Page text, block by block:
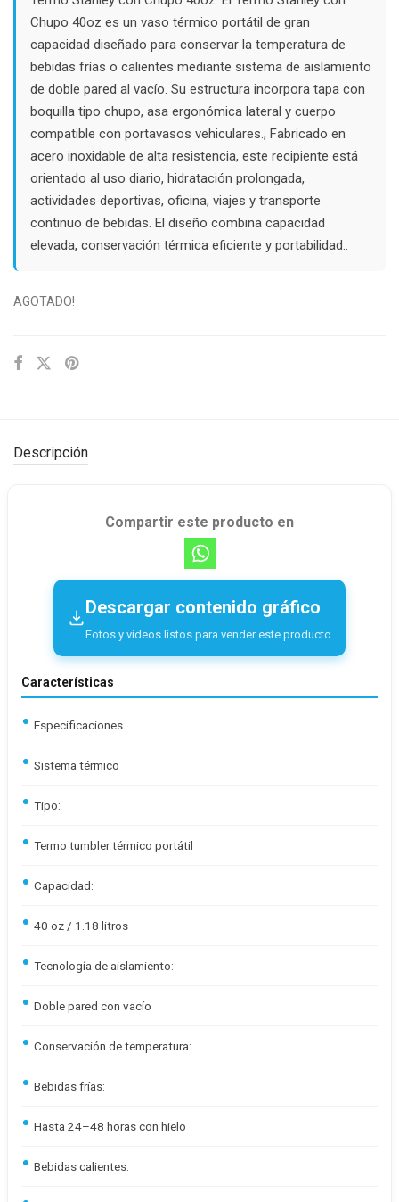
Chupo 40oz es un vaso térmico portátil de gran
capacidad diseñado para conservar la temperatura de
bebidas frías o calientes mediante sistema de aislamiento
de doble pared al vacío. Su estructura incorpora tapa con
boquilla tipo chupo, asa ergonómica lateral y cuerpo
compatible con portavasos vehiculares., Fabricado en
acero inoxidable de alta resistencia, este recipiente está
orientado al uso diario, hidratación prolongada,
actividades deportivas, oficina, viajes y transporte
continuo de bebidas. El diseño combina capacidad
elevada, conservación térmica eficiente y portabilidad..
AGOTADO!
Descripción
Compartir este producto en
Descargar contenido gráfico
Fotos y videos listos para vender este producto
Características
Especificaciones
Sistema térmico
Tipo:
Termo tumbler térmico portátil
Capacidad:
40 oz / 1.18 litros
Tecnología de aislamiento:
Doble pared con vacío
Conservación de temperatura:
Bebidas frías:
Hasta 24–48 horas con hielo
Bebidas calientes: